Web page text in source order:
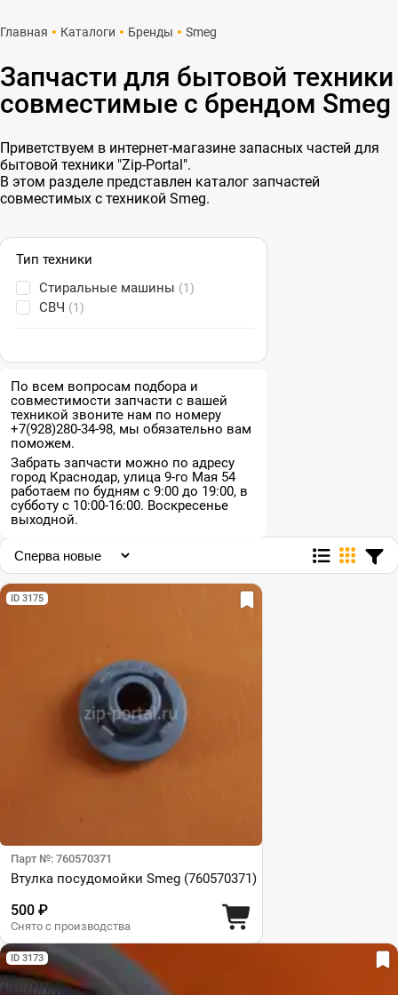
Главная Каталоги Бренды Smeg
Запчасти для бытовой техники
совместимые с брендом Smeg
Приветствуем в интернет-магазине запасных частей для
бытовой техники "Zip-Portal".
В этом разделе представлен каталог запчастей
совместимых с техникой Smeg.
Тип техники
Стиральные машины (1)
СВЧ (1)
По всем вопросам подбора и
совместимости запчасти с вашей
техникой звоните нам по номеру
+7(928)280-34-98, мы обязательно вам
поможем.
Забрать запчасти можно по адресу
город Краснодар, улица 9-го Мая 54
работаем по будням с 9:00 до 19:00, в
субботу с 10:00-16:00. Воскресенье
выходной.
ID 3175
Парт №: 760570371
Втулка посудомойки Smeg (760570371)
500 ₽
Снято с производства
ID 3173